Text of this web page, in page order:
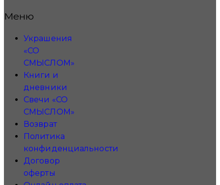
Меню
Украшения
«СО
СМЫСЛОМ»
Книги и
дневники
Свечи «СО
СМЫСЛОМ»
Возврат
Политика
конфиденциальности
Договор
оферты